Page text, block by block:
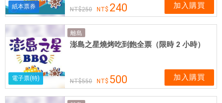
紙本票券 250 240 加入購買
電子票(特)
離島
澎島之星燒烤吃到飽全票（限時 2 小時）
550 500 加入購買